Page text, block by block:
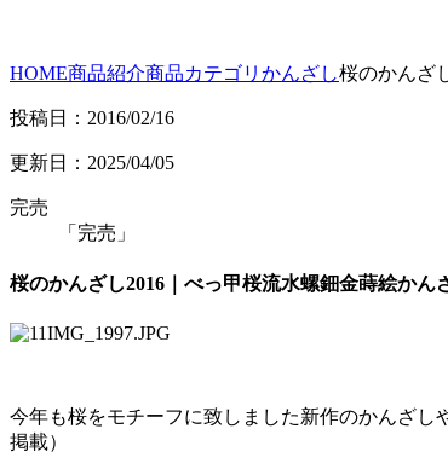
HOME商品紹介商品カテゴリ かんざし桜のかんざ
投稿日：2016/02/16
更新日：2025/04/05
完売
「完売」
桜のかんざし2016｜べっ甲桜流水螺鈿金蒔絵かん
今年も桜をモチーフに致しました新作のかんざし
掲載）